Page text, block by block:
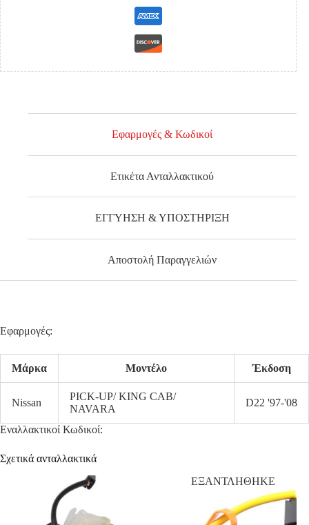
Εφαρμογές & Κωδικοί
Ετικέτα Ανταλλακτικού
ΕΓΓΥΗΣΗ & ΥΠΟΣΤΗΡΙΞΗ
Αποστολή Παραγγελιών
Εφαρμογές:
Μάρκα Μοντέλο Έκδοση
Nissan
PICK-UP/ KING CAB/
NAVARA
D22 '97-'08
Εναλλακτικοί Κωδικοί:
Σχετικά ανταλλακτικά
ΕΞΑΝΤΛΗΘΗΚΕ